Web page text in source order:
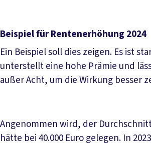
Beispiel für Rentenerhöhung 2024
Ein Beispiel soll dies zeigen. Es ist
unterstellt eine hohe Prämie und
außer Acht, um die Wirkung besser
Angenommen wird, der
hätte bei 40.000 Euro gelegen. In